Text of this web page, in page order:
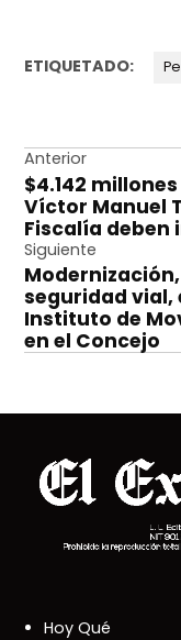
ETIQUETADO:
Navegación
de
entradas
Anterior
$4.142
Víctor Manuel
Fiscalía deben
Siguiente
seguridad vial,
Instituto de
en el Concejo
Hoy Qué